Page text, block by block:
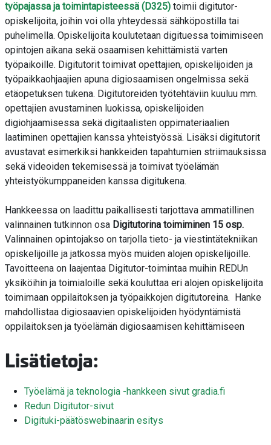
työpajassa ja toimintapisteessä (D325) toimii digitutor-
opiskelijoita, joihin voi olla yhteydessä sähköpostilla tai
puhelimella. Opiskelijoita koulutetaan digituessa toimimiseen
opintojen aikana sekä osaamisen kehittämistä varten
työpaikoille. Digitutorit toimivat opettajien, opiskelijoiden ja
työpaikkaohjaajien apuna digiosaamisen ongelmissa sekä
etäopetuksen tukena. Digitutoreiden työtehtäviin kuuluu mm.
opettajien avustaminen luokissa, opiskelijoiden
digiohjaamisessa sekä digitaalisten oppimateriaalien
laatiminen opettajien kanssa yhteistyössä. Lisäksi digitutorit
avustavat esimerkiksi hankkeiden tapahtumien striimauksissa
sekä videoiden tekemisessä ja toimivat työelämän
yhteistyökumppaneiden kanssa digitukena.
Hankkeessa on laadittu paikallisesti tarjottava ammatillinen
valinnainen tutkinnon osa Digitutorina toimiminen 15 osp.
Valinnainen opintojakso on tarjolla tieto- ja viestintätekniikan
opiskelijoille ja jatkossa myös muiden alojen opiskelijoille.
Tavoitteena on laajentaa Digitutor-toimintaa muihin REDUn
yksiköihin ja toimialoille sekä kouluttaa eri alojen opiskelijoita
toimimaan oppilaitoksen ja työpaikkojen digitutoreina. Hanke
mahdollistaa digiosaavien opiskelijoiden hyödyntämistä
oppilaitoksen ja työelämän digiosaamisen kehittämiseen
Lisätietoja:
Työelämä ja teknologia -hankkeen sivut gradia.fi
Redun Digitutor-sivut
Digituki-päätöswebinaarin esitys